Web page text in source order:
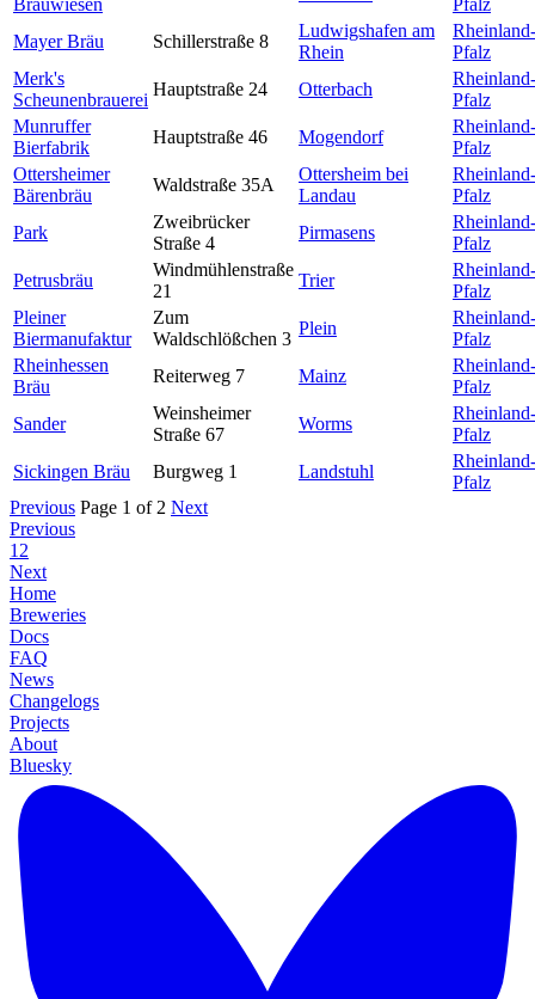
Mayer Bräu
Schillerstraße 8
Ludwigshafen am
Rhein
Rheinland-
Pfalz
Merk's
Scheunenbrauerei
Hauptstraße 24 Otterbach
Rheinland-
Pfalz
Munruffer
Bierfabrik
Hauptstraße 46 Mogendorf
Rheinland-
Pfalz
Ottersheimer
Bärenbräu
Waldstraße 35A
Ottersheim bei
Landau
Rheinland-
Pfalz
Park
Zweibrücker
Straße 4
Pirmasens
Rheinland-
Pfalz
Petrusbräu
Windmühlenstraße
21
Trier
Rheinland-
Pfalz
Pleiner
Biermanufaktur
Zum
Waldschlößchen 3
Plein
Rheinland-
Pfalz
Rheinhessen
Bräu
Reiterweg 7 Mainz
Rheinland-
Pfalz
Sander
Weinsheimer
Straße 67
Worms
Rheinland-
Pfalz
Sickingen Bräu
Burgweg 1 Landstuhl
Rheinland-
Pfalz
Previous Page 1 of 2 Next
Previous
1 2
Next
Home
Breweries
Docs
FAQ
News
Changelogs
Projects
About
Bluesky